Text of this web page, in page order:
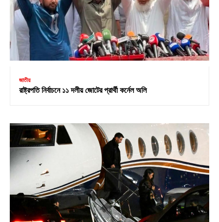
জাতীয়
রাষ্ট্রপতি নির্বাচনে ১১ দলীয় জোটের প্রার্থী কর্নেল অলি